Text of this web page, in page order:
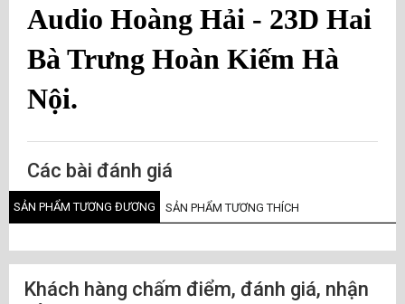
Audio Hoàng Hải - 23D Hai
Bà Trưng Hoàn Kiếm Hà
Nội.
Các bài đánh giá
SẢN PHẨM TƯƠNG ĐƯƠNG SẢN PHẨM TƯƠNG THÍCH
Khách hàng chấm điểm, đánh giá, nhận